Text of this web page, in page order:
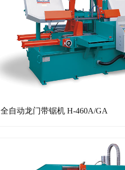
全自动龙门带锯机 H-460A/GA